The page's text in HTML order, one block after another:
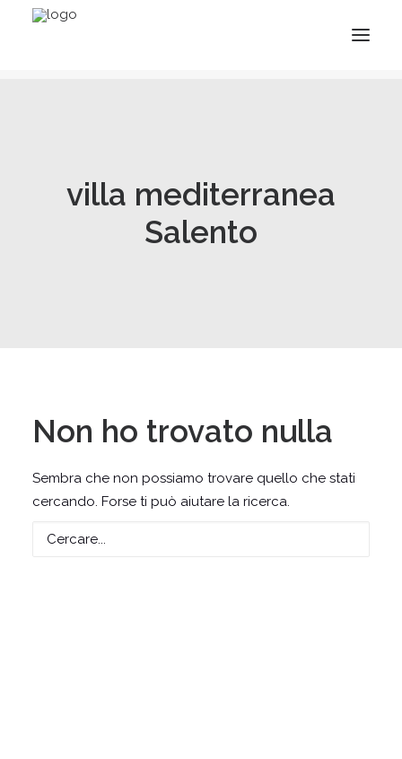
villa mediterranea
Salento
Non ho trovato nulla
Sembra che non possiamo trovare quello che stati
cercando. Forse ti può aiutare la ricerca.